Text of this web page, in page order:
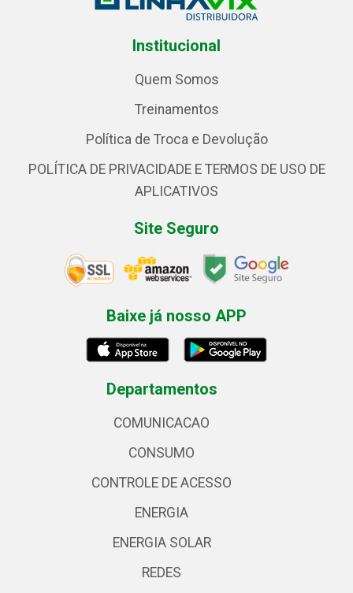
Institucional
Quem Somos
Treinamentos
Política de Troca e Devolução
POLÍTICA DE PRIVACIDADE E TERMOS DE USO DE
APLICATIVOS
Site Seguro
Baixe já nosso APP
Departamentos
COMUNICACAO
CONSUMO
CONTROLE DE ACESSO
ENERGIA
ENERGIA SOLAR
REDES